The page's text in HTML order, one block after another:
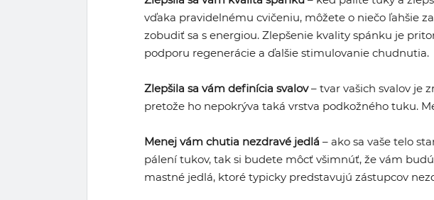
vďaka pravidelnému cvičeniu, môžete o niečo ľahšie
zobudiť sa s energiou. Zlepšenie kvality spánku je
podporu regenerácie a ďalšie stimulovanie chudnutia.
Zlepšila sa vám definícia svalov– tvar vašich svalov je
pretože ho nepokrýva taká vrstva podkožného tuku.
Menej vám chutia nezdravé jedlá – ako sa vaše telo
pálení tukov, tak si budete môcť všimnúť, že vám
mastné jedlá, ktoré typicky predstavujú zástupcov